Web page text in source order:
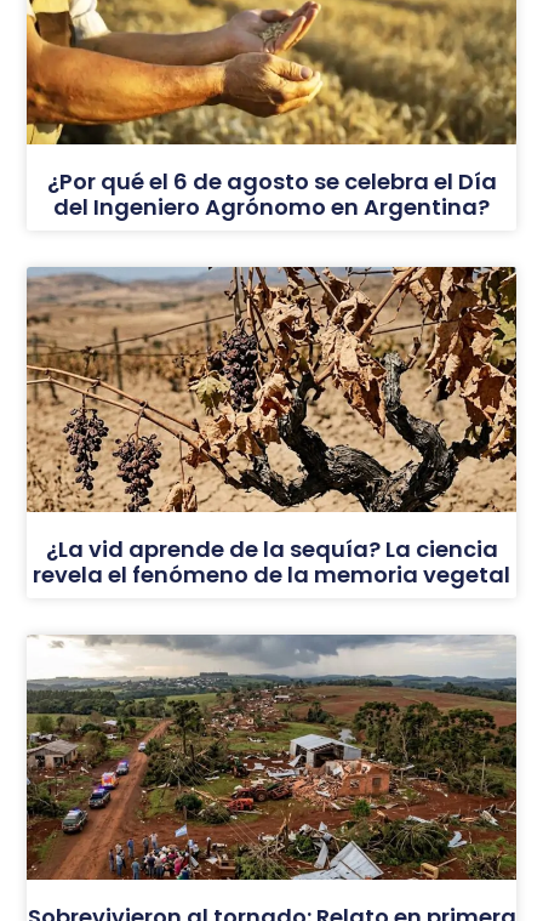
¿Por qué el 6 de agosto se celebra el Día
del Ingeniero Agrónomo en Argentina?
¿La vid aprende de la sequía? La ciencia
revela el fenómeno de la memoria vegetal